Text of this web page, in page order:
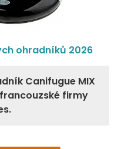
ohradníků 2026
Canifugue MIX
firmy